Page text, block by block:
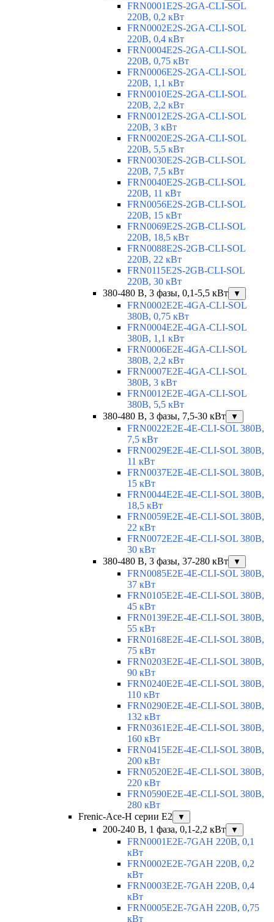
FRN0001E2S-2GA-CLI-SOL
220В, 0,2 кВт
FRN0002E2S-2GA-CLI-SOL
220В, 0,4 кВт
FRN0004E2S-2GA-CLI-SOL
220В, 0,75 кВт
FRN0006E2S-2GA-CLI-SOL
220В, 1,1 кВт
FRN0010E2S-2GA-CLI-SOL
220В, 2,2 кВт
FRN0012E2S-2GA-CLI-SOL
220В, 3 кВт
FRN0020E2S-2GA-CLI-SOL
220В, 5,5 кВт
FRN0030E2S-2GB-CLI-SOL
220В, 7,5 кВт
FRN0040E2S-2GB-CLI-SOL
220В, 11 кВт
FRN0056E2S-2GB-CLI-SOL
220В, 15 кВт
FRN0069E2S-2GB-CLI-SOL
220В, 18,5 кВт
FRN0088E2S-2GB-CLI-SOL
220В, 22 кВт
FRN0115E2S-2GB-CLI-SOL
220В, 30 кВт
380-480 В, 3 фазы, 0,1-5,5 кВт
▼
FRN0002E2E-4GA-CLI-SOL
380В, 0,75 кВт
FRN0004E2E-4GA-CLI-SOL
380В, 1,1 кВт
FRN0006E2E-4GA-CLI-SOL
380В, 2,2 кВт
FRN0007E2E-4GA-CLI-SOL
380В, 3 кВт
FRN0012E2E-4GA-CLI-SOL
380В, 5,5 кВт
380-480 В, 3 фазы, 7,5-30 кВт
▼
FRN0022E2E-4E-CLI-SOL 380В,
7,5 кВт
FRN0029E2E-4E-CLI-SOL 380В,
11 кВт
FRN0037E2E-4E-CLI-SOL 380В,
15 кВт
FRN0044E2E-4E-CLI-SOL 380В,
18,5 кВт
FRN0059E2E-4E-CLI-SOL 380В,
22 кВт
FRN0072E2E-4E-CLI-SOL 380В,
30 кВт
380-480 В, 3 фазы, 37-280 кВт
▼
FRN0085E2E-4E-CLI-SOL 380В,
37 кВт
FRN0105E2E-4E-CLI-SOL 380В,
45 кВт
FRN0139E2E-4E-CLI-SOL 380В,
55 кВт
FRN0168E2E-4E-CLI-SOL 380В,
75 кВт
FRN0203E2E-4E-CLI-SOL 380В,
90 кВт
FRN0240E2E-4E-CLI-SOL 380В,
110 кВт
FRN0290E2E-4E-CLI-SOL 380В,
132 кВт
FRN0361E2E-4E-CLI-SOL 380В,
160 кВт
FRN0415E2E-4E-CLI-SOL 380В,
200 кВт
FRN0520E2E-4E-CLI-SOL 380В,
220 кВт
FRN0590E2E-4E-CLI-SOL 380В,
280 кВт
Frenic-Ace-H серии E2
▼
200-240 В, 1 фаза, 0,1-2,2 кВт ▼
FRN0001E2E-7GAH 220В, 0,1
кВт
FRN0002E2E-7GAH 220В, 0,2
кВт
FRN0003E2E-7GAH 220В, 0,4
кВт
FRN0005E2E-7GAH 220В, 0,75
кВт